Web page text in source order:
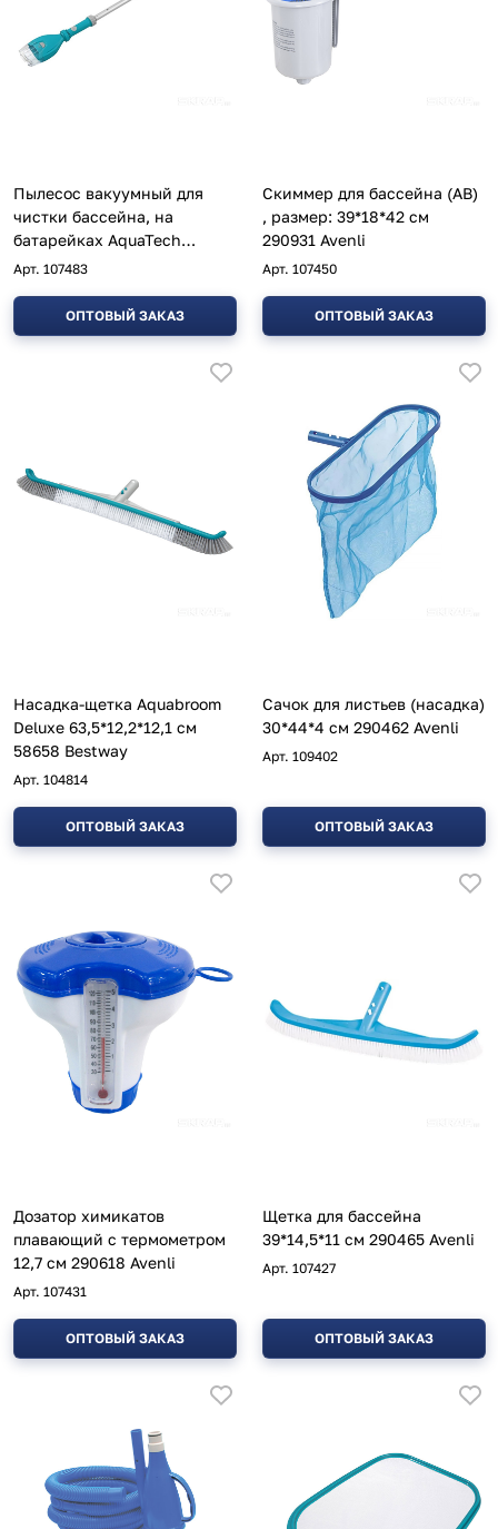
Пылесос вакуумный для
чистки бассейна, на
батарейках AquaTech
Cordless 150 см 58770
Арт. 107483
ОПТОВЫЙ ЗАКАЗ
Скиммер для бассейна (AB)
, размер: 39*18*42 см
290931 Avenli
Арт. 107450
ОПТОВЫЙ ЗАКАЗ
Насадка-щетка Aquabroom
Deluxe 63,5*12,2*12,1 см
58658 Bestway
Арт. 104814
ОПТОВЫЙ ЗАКАЗ
Сачок для листьев (насадка)
30*44*4 см 290462 Avenli
Арт. 109402
ОПТОВЫЙ ЗАКАЗ
Дозатор химикатов
плавающий с термометром
12,7 см 290618 Avenli
Арт. 107431
ОПТОВЫЙ ЗАКАЗ
Щетка для бассейна
39*14,5*11 см 290465 Avenli
Арт. 107427
ОПТОВЫЙ ЗАКАЗ